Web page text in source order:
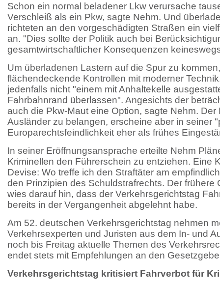
Schon ein normal beladener Lkw verursache
Verschleiß als ein Pkw, sagte Nehm. Und
richteten an den vorgeschädigten Straßen ein
an. "Dies sollte der Politik auch bei
gesamtwirtschaftlicher Konsequenzen
Um überladenen Lastern auf die Spur zu
flächendeckende Kontrollen mit moderner
jedenfalls nicht "einem mit Anhaltekelle
Fahrbahnrand überlassen". Angesichts der
auch die Pkw-Maut eine Option, sagte Nehm.
Ausländer zu belangen, erscheine aber in seiner
Europarechtsfeindlichkeit eher als frühes
In seiner Eröffnungsansprache erteilte Nehm
Kriminellen den Führerschein zu entziehen. Eine
Devise: Wo treffe ich den Straftäter am
den Prinzipien des Schuldstrafrechts. Der frühere
wies darauf hin, dass der Verkehrsgerichtstag
bereits in der Vergangenheit abgelehnt habe.
Am 52. deutschen Verkehrsgerichtstag nehmen
Verkehrsexperten und Juristen aus dem In- und
noch bis Freitag aktuelle Themen des
endet stets mit Empfehlungen an den
Verkehrsgerichtstag kritisiert Fahrverbot für